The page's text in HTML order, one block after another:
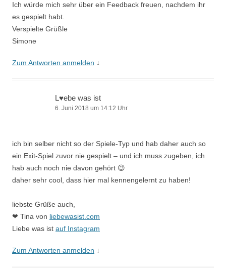
Ich würde mich sehr über ein Feedback freuen, nachdem ihr
es gespielt habt.
Verspielte Grüßle
Simone
Zum Antworten anmelden ↓
L♥ebe was ist
6. Juni 2018 um 14:12 Uhr
ich bin selber nicht so der Spiele-Typ und hab daher auch so
ein Exit-Spiel zuvor nie gespielt – und ich muss zugeben, ich
hab auch noch nie davon gehört 😉
daher sehr cool, dass hier mal kennengelernt zu haben!
liebste Grüße auch,
❤ Tina von liebewasist.com
Liebe was ist auf Instagram
Zum Antworten anmelden ↓